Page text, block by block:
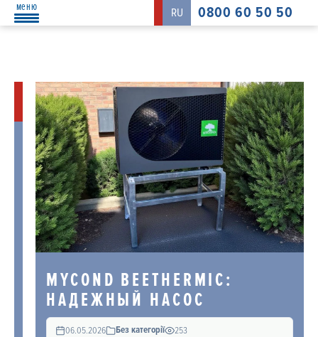
RU 0800 60 50 50
меню
MYCOND BEETHERMIC:
НАДЕЖНЫЙ НАСОС
06.05.2026 Без категорії 253